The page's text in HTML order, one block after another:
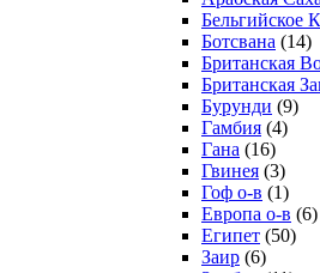
Бельгийское
Ботсвана (14)
Британская
Британская
Бурунди (9)
Гамбия (4)
Гана (16)
Гвинея (3)
Гоф о-в (1)
Европа о-в (6)
Египет (50)
Заир (6)